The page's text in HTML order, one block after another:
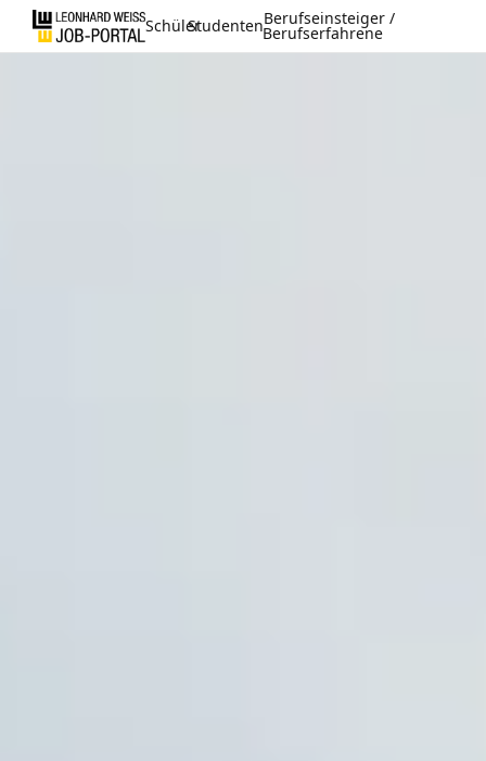
SchülerStudentenBerufseinsteiger /
Berufserfahrene